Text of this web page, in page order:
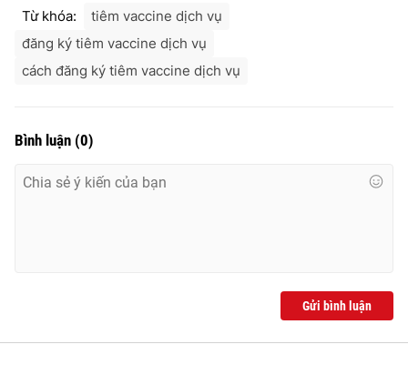
® Cấm sao chép dưới mọi hình thức nếu không có sự chấp
thuận bằng văn bản. Ghi rõ nguồn VTV.vn khi phát hành lại
Từ khóa:
tiêm vaccine dịch vụ
đăng ký tiêm vaccine dịch vụ
cách đăng ký tiêm vaccine dịch vụ
Bình luận (0)
Gửi bình luận